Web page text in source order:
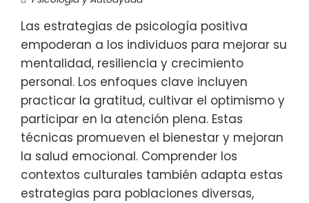
Las estrategias de psicología positiva
empoderan a los individuos para mejorar su
mentalidad, resiliencia y crecimiento
personal. Los enfoques clave incluyen
practicar la gratitud, cultivar el optimismo y
participar en la atención plena. Estas
técnicas promueven el bienestar y mejoran
la salud emocional. Comprender los
contextos culturales también adapta estas
estrategias para poblaciones diversas,